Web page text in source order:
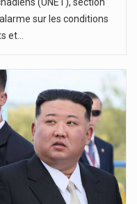
(UNET), section
sur les conditions
et…